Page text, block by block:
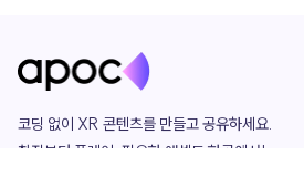
코딩 없이 XR 콘텐츠를 만들고 공유하세요.
창작부터 플레이, 필요한 애셋도 한곳에서!